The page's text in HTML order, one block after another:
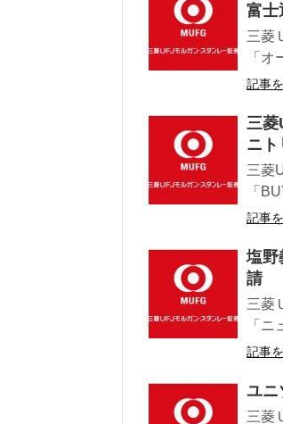
富士
三菱
「
記事
三菱
ニト
三菱
「
記事
塩野
請
三菱
「
記事
ユニ
三菱